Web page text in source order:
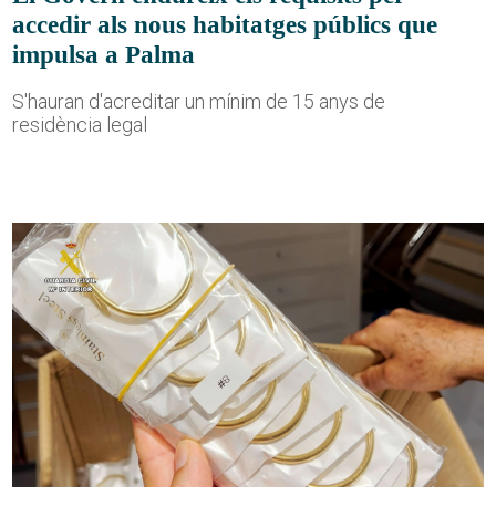
accedir als nous habitatges públics que
impulsa a Palma
S'hauran d'acreditar un mínim de 15 anys de
residència legal